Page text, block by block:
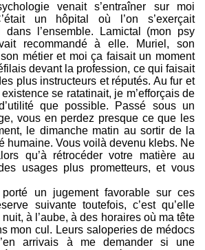
venait s’entraîner sur moi
un hôpital où l’on s’exerçait
dans l’ensemble. Lamictal (mon psy
recommandé à elle. Muriel, son
métier et moi ça faisait un moment
devant la profession, ce qui faisait
plus instructeurs et réputés. Au fur et
se ratatinait, je m’efforçais de
que possible. Passé sous un
vous en perdez presque ce que les
le dimanche matin au sortir de la
humaine. Vous voilà devenu klebs. Ne
qu’à rétrocéder votre matière au
usages plus prometteurs, et vous
un jugement favorable sur ces
suivante toutefois, c’est qu’elle
à l’aube, à des horaires où ma tête
mon cul. Leurs saloperies de médocs
arrivais à me demander si une